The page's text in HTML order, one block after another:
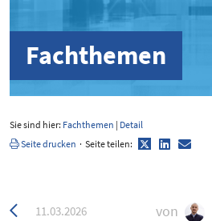
Fachthemen
Sie sind hier: Fachthemen | Detail
Seite drucken · Seite teilen: TwitterLinkedIn
E-
Mail
Zurück
11.03.2026 von